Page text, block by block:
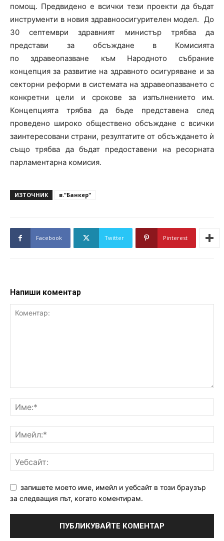
помощ. Предвидено е всички тези проекти да бъдат
инструменти в новия здравноосигурителен модел. До
30 септември здравният министър трябва да
представи за обсъждане в Комисията
по здравеопазване към Народното събрание
концепция за развитие на здравното осигуряване и за
секторни реформи в системата на здравеопазването с
конкретни цели и срокове за изпълнението им.
Концепцията трябва да бъде представена след
проведено широко обществено обсъждане с всички
заинтересовани страни, резултатите от обсъждането ѝ
също трябва да бъдат предоставени на ресорната
парламентарна комисия.
ИЗТОЧНИК в."Банкер"
Facebook Twitter Pinterest
Напиши коментар
запишете моето име, имейл и уебсайт в този браузър
за следващия път, когато коментирам.